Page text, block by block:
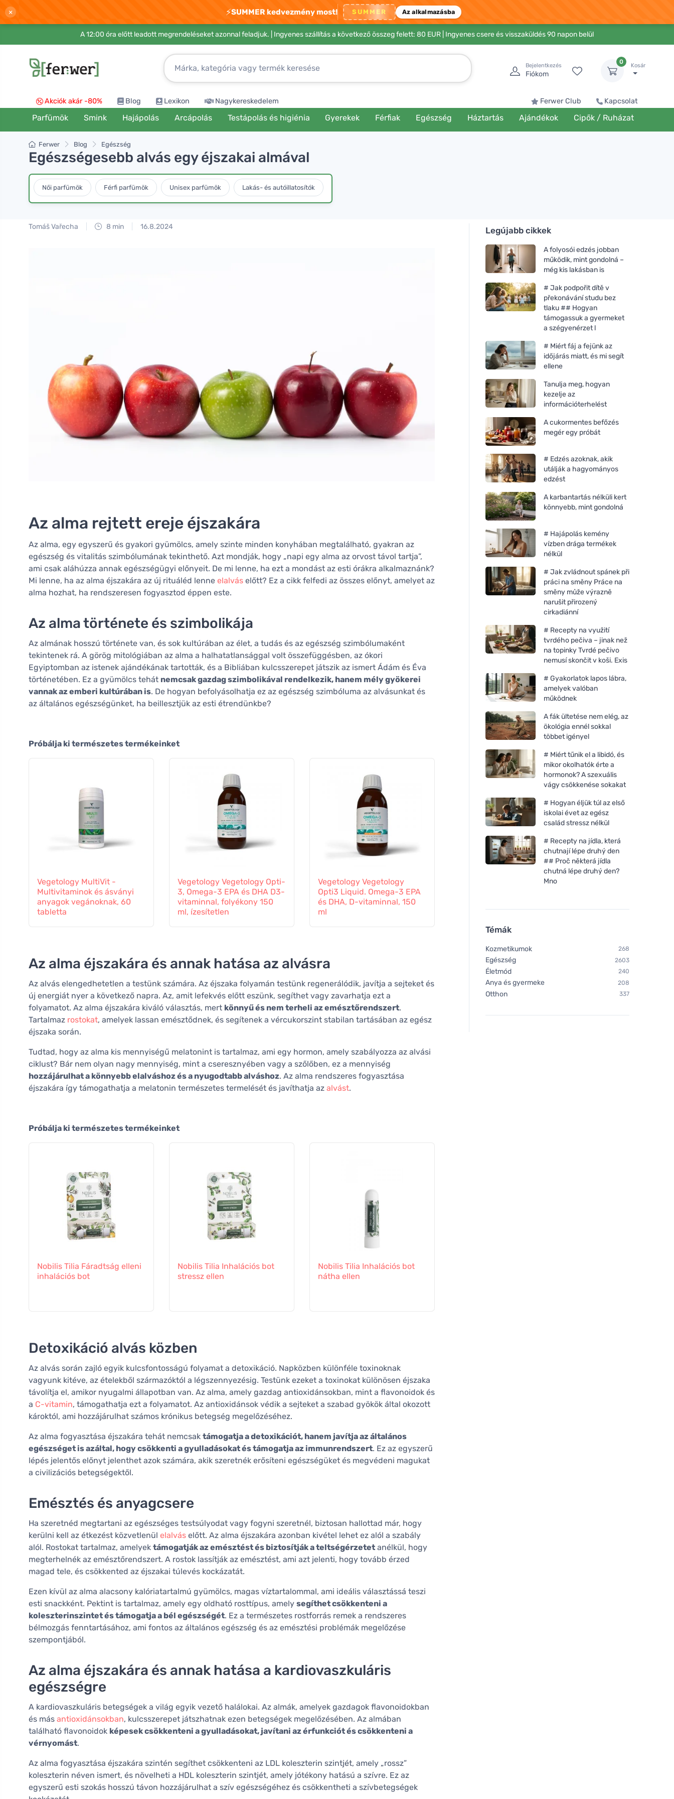
× ⚡SUMMER kedvezmény most! SUMMER Az alkalmazásba
A 12:00 óra előtt leadott megrendeléseket azonnal feladjuk. | Ingyenes szállítás a következő összeg felett: 80 EUR | Ingyenes csere és visszaküldés 90 napon belül
Bejelentkezés
Fiókom
0
Kosár
Akciók akár -80% Blog Lexikon Nagykereskedelem Ferwer Club Kapcsolat
Parfümök Smink Hajápolás Arcápolás Testápolás és higiénia Gyerekek Férfiak Egészség Háztartás Ajándékok Cipők / Ruházat
Ferwer Blog Egészség
Egészségesebb alvás egy éjszakai almával
Női parfümök Férfi parfümök Unisex parfümök Lakás- és autóillatosítók
Tomáš Vařecha 8 min 16.8.2024
Az alma rejtett ereje éjszakára
Az alma, egy egyszerű és gyakori gyümölcs, amely szinte minden konyhában megtalálható, gyakran az
egészség és vitalitás szimbólumának tekinthető. Azt mondják, hogy „napi egy alma az orvost távol tartja”,
ami csak aláhúzza annak egészségügyi előnyeit. De mi lenne, ha ezt a mondást az esti órákra alkalmaznánk?
Mi lenne, ha az alma éjszakára az új rituáléd lenne elalvás előtt? Ez a cikk felfedi az összes előnyt, amelyet az
alma hozhat, ha rendszeresen fogyasztod éppen este.
Az alma története és szimbolikája
Az almának hosszú története van, és sok kultúrában az élet, a tudás és az egészség szimbólumaként
tekintenek rá. A görög mitológiában az alma a halhatatlansággal volt összefüggésben, az ókori
Egyiptomban az istenek ajándékának tartották, és a Bibliában kulcsszerepet játszik az ismert Ádám és Éva
történetében. Ez a gyümölcs tehát nemcsak gazdag szimbolikával rendelkezik, hanem mély gyökerei
vannak az emberi kultúrában is. De hogyan befolyásolhatja ez az egészség szimbóluma az alvásunkat és
az általános egészségünket, ha beillesztjük az esti étrendünkbe?
Próbálja ki természetes termékeinket
Vegetology MultiVit -
Multivitaminok és ásványi
anyagok vegánoknak, 60
tabletta
Vegetology Vegetology Opti-
3, Omega-3 EPA és DHA D3-
vitaminnal, folyékony 150
ml, ízesítetlen
Vegetology Vegetology
Opti3 Liquid. Omega-3 EPA
és DHA, D-vitaminnal, 150
ml
Vegetology Opti3 Omega-3
Az alma éjszakára és annak hatása az alvásra
Az alvás elengedhetetlen a testünk számára. Az éjszaka folyamán testünk regenerálódik, javítja a sejteket és
új energiát nyer a következő napra. Az, amit lefekvés előtt eszünk, segíthet vagy zavarhatja ezt a
folyamatot. Az alma éjszakára kiváló választás, mert könnyű és nem terheli az emésztőrendszert.
Tartalmaz rostokat, amelyek lassan emésztődnek, és segítenek a vércukorszint stabilan tartásában az egész
éjszaka során.
Tudtad, hogy az alma kis mennyiségű melatonint is tartalmaz, ami egy hormon, amely szabályozza az alvási
ciklust? Bár nem olyan nagy mennyiség, mint a cseresznyében vagy a szőlőben, ez a mennyiség
hozzájárulhat a könnyebb elalváshoz és a nyugodtabb alváshoz. Az alma rendszeres fogyasztása
éjszakára így támogathatja a melatonin természetes termelését és javíthatja az alvást.
Próbálja ki természetes termékeinket
Nobilis Tilia Fáradtság elleni
inhalációs bot
Nobilis Tilia Inhalációs bot
stressz ellen
Nobilis Tilia Inhalációs bot
nátha ellen
Detoxikáció alvás közben
Az alvás során zajló egyik kulcsfontosságú folyamat a detoxikáció. Napközben különféle toxinoknak
vagyunk kitéve, az ételekből származóktól a légszennyezésig. Testünk ezeket a toxinokat különösen éjszaka
távolítja el, amikor nyugalmi állapotban van. Az alma, amely gazdag antioxidánsokban, mint a flavonoidok és
a C-vitamin, támogathatja ezt a folyamatot. Az antioxidánsok védik a sejteket a szabad gyökök által okozott
károktól, ami hozzájárulhat számos krónikus betegség megelőzéséhez.
Az alma fogyasztása éjszakára tehát nemcsak támogatja a detoxikációt, hanem javítja az általános
egészséget is azáltal, hogy csökkenti a gyulladásokat és támogatja az immunrendszert. Ez az egyszerű
lépés jelentős előnyt jelenthet azok számára, akik szeretnék erősíteni egészségüket és megvédeni magukat
a civilizációs betegségektől.
Emésztés és anyagcsere
Ha szeretnéd megtartani az egészséges testsúlyodat vagy fogyni szeretnél, biztosan hallottad már, hogy
kerülni kell az étkezést közvetlenül elalvás előtt. Az alma éjszakára azonban kivétel lehet ez alól a szabály
alól. Rostokat tartalmaz, amelyek támogatják az emésztést és biztosítják a teltségérzetet anélkül, hogy
megterhelnék az emésztőrendszert. A rostok lassítják az emésztést, ami azt jelenti, hogy tovább érzed
magad tele, és csökkented az éjszakai túlevés kockázatát.
Ezen kívül az alma alacsony kalóriatartalmú gyümölcs, magas víztartalommal, ami ideális választássá teszi
esti snackként. Pektint is tartalmaz, amely egy oldható rosttípus, amely segíthet csökkenteni a
koleszterinszintet és támogatja a bél egészségét. Ez a természetes rostforrás remek a rendszeres
bélmozgás fenntartásához, ami fontos az általános egészség és az emésztési problémák megelőzése
szempontjából.
Az alma éjszakára és annak hatása a kardiovaszkuláris
egészségre
A kardiovaszkuláris betegségek a világ egyik vezető halálokai. Az almák, amelyek gazdagok flavonoidokban
és más antioxidánsokban, kulcsszerepet játszhatnak ezen betegségek megelőzésében. Az almában
található flavonoidok képesek csökkenteni a gyulladásokat, javítani az érfunkciót és csökkenteni a
vérnyomást.
Az alma fogyasztása éjszakára szintén segíthet csökkenteni az LDL koleszterin szintjét, amely „rossz”
koleszterin néven ismert, és növelheti a HDL koleszterin szintjét, amely jótékony hatású a szívre. Ez az
egyszerű esti szokás hosszú távon hozzájárulhat a szív egészségéhez és csökkentheti a szívbetegségek
Legújabb cikkek
A folyosói edzés jobban
működik, mint gondolná –
még kis lakásban is
# Jak podpořit dítě v
překonávání studu bez
tlaku ## Hogyan
támogassuk a gyermeket
a szégyenérzet l
# Miért fáj a fejünk az
időjárás miatt, és mi segít
ellene
Tanulja meg, hogyan
kezelje az
információterhelést
A cukormentes befőzés
megér egy próbát
# Edzés azoknak, akik
utálják a hagyományos
edzést
A karbantartás nélküli kert
könnyebb, mint gondolná
# Hajápolás kemény
vízben drága termékek
nélkül
# Jak zvládnout spánek při
práci na směny Práce na
směny může výrazně
narušit přirozený
cirkadiánní
# Recepty na využití
tvrdého pečiva – jinak než
na topinky Tvrdé pečivo
nemusí skončit v koši. Exis
# Gyakorlatok lapos lábra,
amelyek valóban
működnek
A fák ültetése nem elég, az
ökológia ennél sokkal
többet igényel
# Miért tűnik el a libidó, és
mikor okolhatók érte a
hormonok? A szexuális
vágy csökkenése sokakat
# Hogyan éljük túl az első
iskolai évet az egész
család stressz nélkül
# Recepty na jídla, která
chutnají lépe druhý den
## Proč některá jídla
chutná lépe druhý den?
Mno
Témák
Kozmetikumok 268
Egészség 2603
Életmód 240
Anya és gyermeke 208
Otthon 337